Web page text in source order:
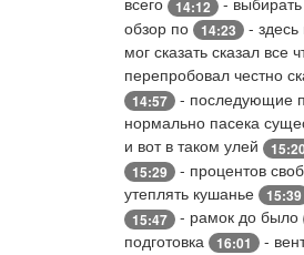
14:12
обзор по
14:23 -
мог сказать сказал все
перепробовал честно
14:57 - последующие
нормально пасека
и вот в таком улей
15:20
15:29 - процентов
утеплять кушанье
15:39
15:47 - рамок до было
подготовка
16:01 -